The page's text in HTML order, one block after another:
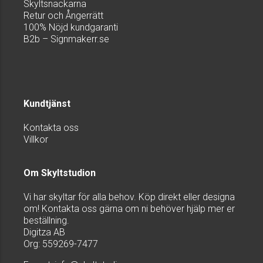
Skyltsnackarna
Retur och Ångerrätt
100% Nöjd kundgaranti
B2b – Signmakerr.se
Kundtjänst
Kontakta oss
Villkor
Om Skyltstudion
Vi har skyltar för alla behov. Köp direkt eller designa
om! Kontakta oss gärna om ni behöver hjälp mer er
beställning.
Digitza AB
Org: 559269-7477